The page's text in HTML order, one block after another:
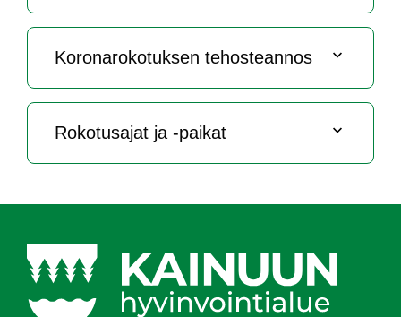
Ko­ro­na­ro­ko­tuk­sen te­hos­tean­nos
Ro­ko­tu­sa­jat ja -pai­kat